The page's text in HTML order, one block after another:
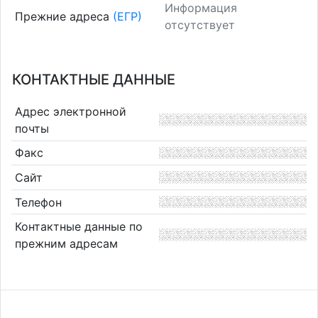
Прежние адреса (ЕГР)
Информация
отсутствует
КОНТАКТНЫЕ ДАННЫЕ
Адрес электронной
почты
Факс
Сайт
Телефон
Контактные данные по
прежним адресам